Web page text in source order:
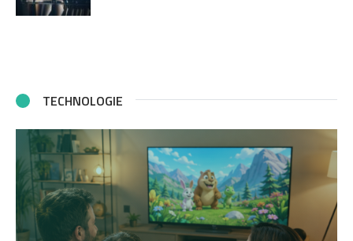
TECHNOLOGIE